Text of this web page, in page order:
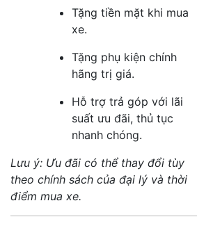
Tặng tiền mặt khi mua
xe.
Tặng phụ kiện chính
hãng trị giá.
Hỗ trợ trả góp với lãi
suất ưu đãi, thủ tục
nhanh chóng​.
Lưu ý: Ưu đãi có thể thay đổi tùy
theo chính sách của đại lý và thời
điểm mua xe.